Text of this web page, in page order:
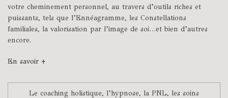
votre cheminement personnel, au travers d’outils riches et
puissants, tels que l’Ennéagramme, les Constellations
familiales, la valorisation par l’image de soi…et bien d’autres
encore.
En savoir +
Le coaching holistique, l’hypnose, la PNL, les soins